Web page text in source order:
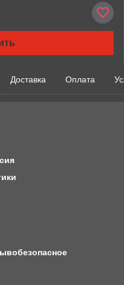
Доставка Оплата